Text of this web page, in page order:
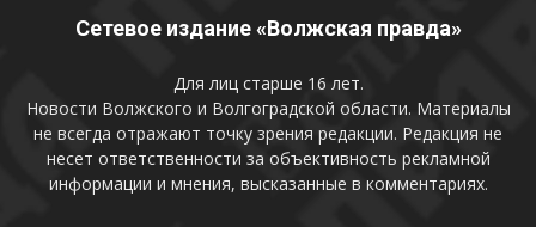
Сетевое издание «Волжская правда»
Для лиц старше 16 лет.
Новости Волжского и Волгоградской области. Материалы
не всегда отражают точку зрения редакции. Редакция не
несет ответственности за объективность рекламной
информации и мнения, высказанные в комментариях.